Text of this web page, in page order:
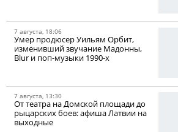
7 августа, 18:06
Умер продюсер Уильям Орбит,
изменивший звучание Мадонны,
Blur и поп-музыки 1990-х
7 августа, 13:30
От театра на Домской площади до
рыцарских боев: афиша Латвии на
выходные